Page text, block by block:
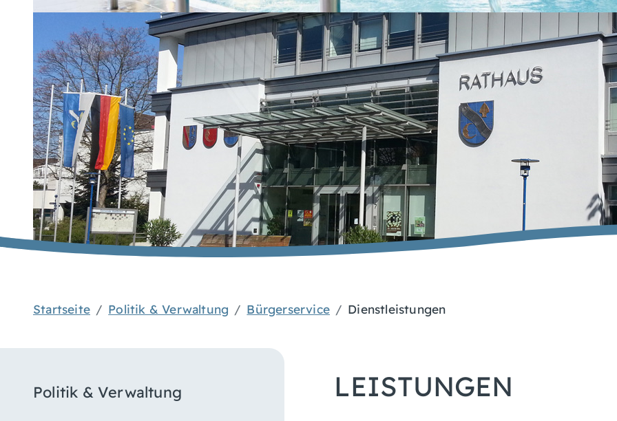
Startseite Politik & Verwaltung Bürgerservice Dienstleistungen
Politik & Verwaltung LEISTUNGEN